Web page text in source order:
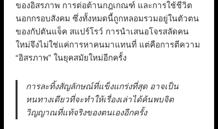
ของอิสรภาพ การต่อต้านกฎเกณฑ์ และการใช้ชีวิต
นอกกรอบสังคม ซึ่งทั้งหมดนี้ถูกหลอมรวมอยู่ในตัวตน
ของกัปตันแจ็ค สแปร์โรว์ การนำเสนอโจรสลัดคน
ใหม่จึงไม่ใช่แค่การหาคนมาแทนที่ แต่คือการตีความ
“อิสรภาพ” ในยุคสมัยใหม่อีกครั้ง
การละทิ้งสัญลักษณ์ที่แข็งแกร่งที่สุด อาจเป็น
หนทางเดียวที่จะทำให้เรื่องเล่าได้ค้นพบจิต
วิญญาณที่แท้จริงของตนเองอีกครั้ง